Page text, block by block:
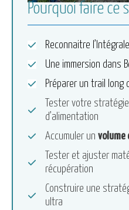
Pourquoi faire ce
Reconnaitre
Une immersion dans
Préparer un trail long
Tester votre
d’alimentation
Accumuler un volume
Tester et ajuster
récupération
Construire une
ultra